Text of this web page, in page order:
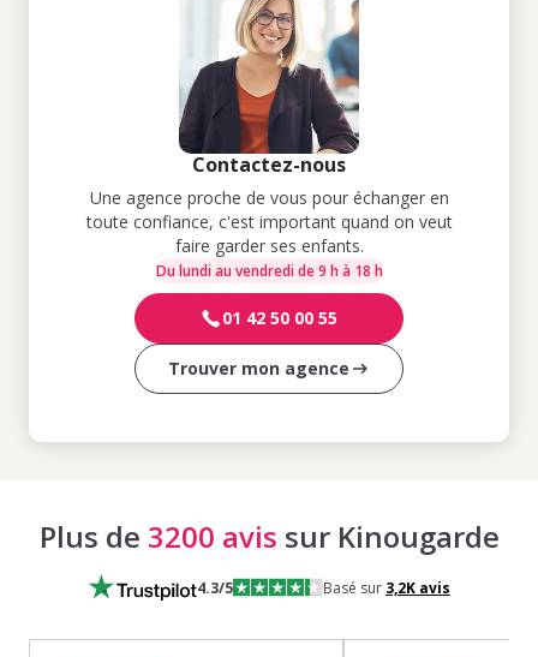
Contactez-nous
Une agence proche de vous pour échanger en
toute confiance, c'est important quand on veut
faire garder ses enfants.
Du lundi au vendredi de 9 h à 18 h
01 42 50 00 55
Trouver mon agence
Plus de 3200 avis sur Kinougarde
4.3/5 Basé sur 3,2Kavis